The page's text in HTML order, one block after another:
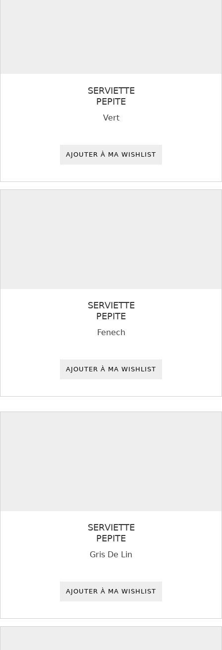
SERVIETTE
PEPITE
Vert
AJOUTER À MA WISHLIST
SERVIETTE
PEPITE
Fenech
AJOUTER À MA WISHLIST
SERVIETTE
PEPITE
Gris De Lin
AJOUTER À MA WISHLIST